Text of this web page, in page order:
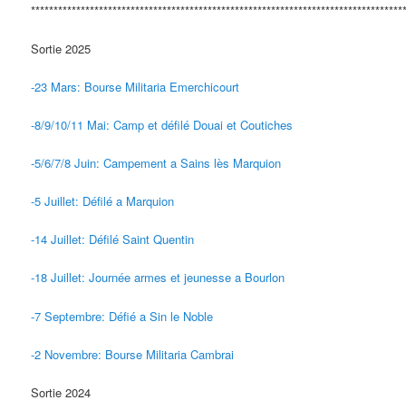
Sortie 2025
-23 Mars: Bourse Militaria Emerchicourt
-8/9/10/11 Mai: Camp et défilé Douai et Coutiches
-5/6/7/8 Juin: Campement a Sains lès Marquion
-5 Juillet: Défilé a Marquion
-14 Juillet: Défilé Saint Quentin
-18 Juillet: Journée armes et jeunesse a Bourlon
-7 Septembre: Défié a Sin le Noble
-2 Novembre: Bourse Militaria Cambrai
Sortie 2024